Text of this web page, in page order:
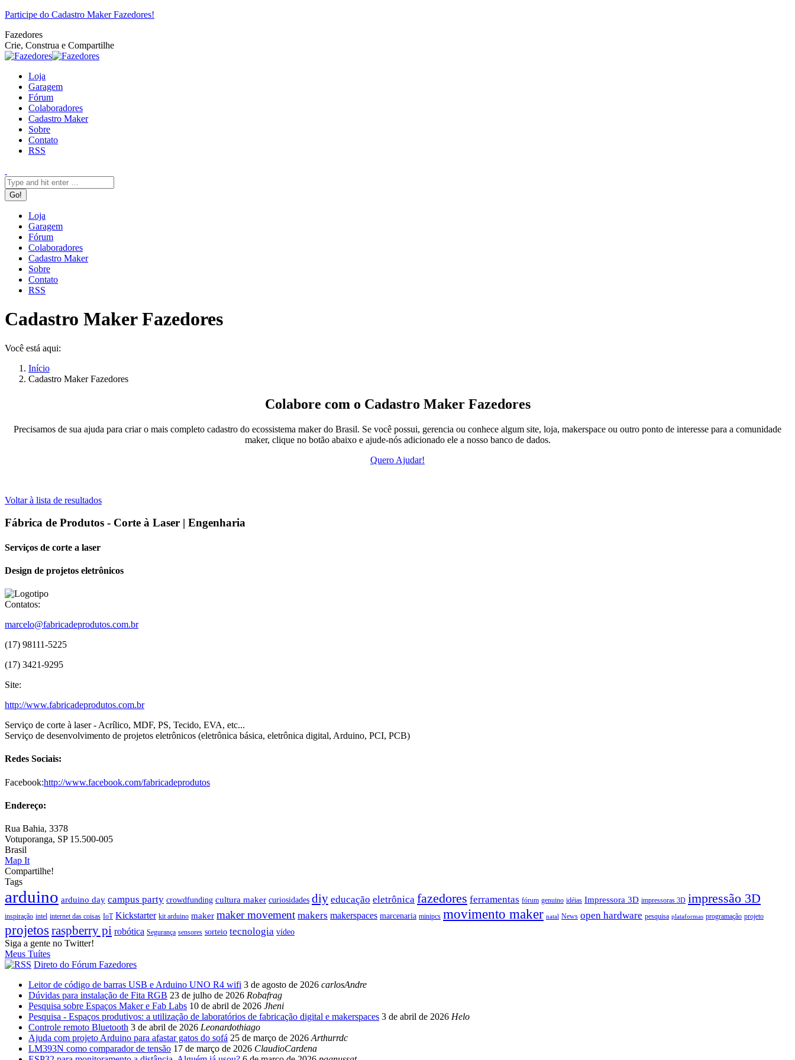
Pular
o
conteúdo
Facebook
Twitter
Google+
YouTube
Website
Rss
Participe do Cadastro Maker Fazedores!
Fazedores
Crie, Construa e Compartilhe
Loja
Garagem
Fórum
Colaboradores
Cadastro Maker
Sobre
Contato
RSS
Loja
Garagem
Fórum
Colaboradores
Cadastro Maker
Sobre
Contato
RSS
Cadastro Maker Fazedores
Você está aqui:
Início
Cadastro Maker Fazedores
Colabore com o Cadastro Maker Fazedores
Precisamos de sua ajuda para criar o mais completo cadastro do ecossistema maker do Brasil. Se você possui, gerencia ou conhece algum site, loja, makerspace ou outro ponto de interesse para a comunidade
maker, clique no botão abaixo e ajude-nós adicionado ele a nosso banco de dados.
Quero Ajudar!
Voltar à lista de resultados
Fábrica de Produtos - Corte à Laser | Engenharia
Serviços de corte a laser
Design de projetos eletrônicos
Contatos:
marcelo@fabricadeprodutos.com.br
(17) 98111-5225
(17) 3421-9295
Site:
http://www.fabricadeprodutos.com.br
Serviço de corte à laser - Acrílico, MDF, PS, Tecido, EVA, etc...
Serviço de desenvolvimento de projetos eletrônicos (eletrônica básica, eletrônica digital, Arduino, PCI, PCB)
Redes Sociais:
Facebook:http://www.facebook.com/fabricadeprodutos
Endereço:
Rua Bahia, 3378
Votuporanga, SP 15.500-005
Brasil
Map It
Compartilhe!
Share
Facebook
Share
Twitter
Share
WhatsApp
Share
Google+
Share
LinkedIn
Tags
arduino arduino day campus party crowdfunding cultura maker curiosidades diy educação eletrônica fazedores ferramentas fórum genuino idéias Impressora 3D impressoras 3D impressão 3D
inspiração intel internet das coisas IoT Kickstarter kit arduino maker maker movement makers makerspaces marcenaria minipcs movimento maker natal News open hardware pesquisa plataformas programação projeto
projetos raspberry pi robótica Segurança sensores sorteio tecnologia vídeo
Siga a gente no Twitter!
Meus Tuítes
Direto do Fórum Fazedores
Leitor de código de barras USB e Arduino UNO R4 wifi 3 de agosto de 2026 carlosAndre
Dúvidas para instalação de Fita RGB 23 de julho de 2026 Robafrag
Pesquisa sobre Espaços Maker e Fab Labs 10 de abril de 2026 Jheni
Pesquisa - Espaços produtivos: a utilização de laboratórios de fabricação digital e makerspaces 3 de abril de 2026 Helo
Controle remoto Bluetooth 3 de abril de 2026 Leonardothiago
Ajuda com projeto Arduino para afastar gatos do sofá 25 de março de 2026 Arthurrdc
LM393N como comparador de tensão 17 de março de 2026 ClaudioCardena